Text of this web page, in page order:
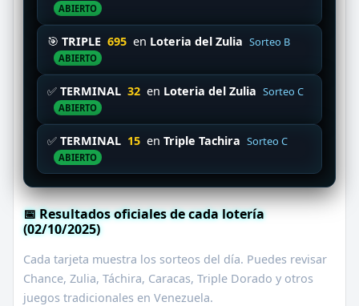
ABIERTO
🎯 TRIPLE 695 en Loteria del Zulia Sorteo B
ABIERTO
✅ TERMINAL 32 en Loteria del Zulia Sorteo C
ABIERTO
✅ TERMINAL 15 en Triple Tachira Sorteo C
ABIERTO
📅 Resultados oficiales de cada lotería
(02/10/2025)
Cada tarjeta muestra los sorteos del día. Puedes revisar
Chance, Zulia, Táchira, Caracas, Triple Dorado y otros
juegos tradicionales en Venezuela.